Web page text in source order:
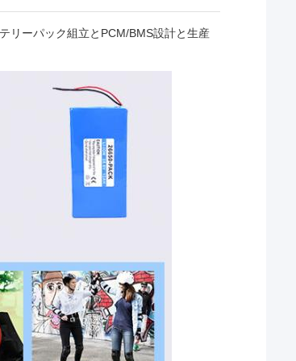
リーパック組立とPCM/BMS設計と生産